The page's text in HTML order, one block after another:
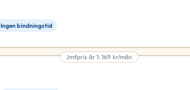
Ingen bindningstid
Jmfpris år 1: 169 kr/mån